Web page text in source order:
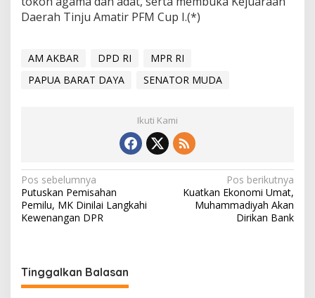
Daerah Tinju Amatir PFM Cup I.(*)
AM AKBAR DPD RI
MPR RI
PAPUA BARAT DAYA
SENATOR MUDA
Ikuti Kami
Navigasi
pos
Pos sebelumnya
Putuskan Pemisahan
Pemilu, MK Dinilai Langkahi
Kewenangan DPR
Pos berikutnya
Kuatkan Ekonomi Umat,
Muhammadiyah Akan
Dirikan Bank
Tinggalkan Balasan